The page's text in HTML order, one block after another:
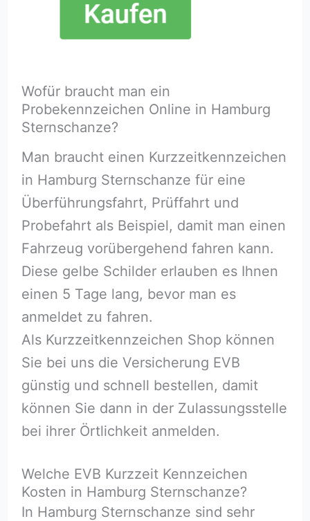
Wofür braucht man ein
Probekennzeichen Online in Hamburg
Sternschanze?
Man braucht einen Kurzzeitkennzeichen
in Hamburg Sternschanze für eine
Überführungsfahrt, Prüffahrt und
Probefahrt als Beispiel, damit man einen
Fahrzeug vorübergehend fahren kann.
Diese gelbe Schilder erlauben es Ihnen
einen 5 Tage lang, bevor man es
anmeldet zu fahren.
Als Kurzzeitkennzeichen Shop können
Sie bei uns die Versicherung EVB
günstig und schnell bestellen, damit
können Sie dann in der Zulassungsstelle
bei ihrer Örtlichkeit anmelden.
Welche EVB Kurzzeit Kennzeichen
Kosten in Hamburg Sternschanze?
In Hamburg Sternschanze sind sehr